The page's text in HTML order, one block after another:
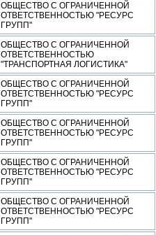
ОБЩЕСТВО С ОГРАНИЧЕННОЙ
ОТВЕТСТВЕННОСТЬЮ "РЕСУРС
ГРУПП"
ОБЩЕСТВО С ОГРАНИЧЕННОЙ
ОТВЕТСТВЕННОСТЬЮ
"ТРАНСПОРТНАЯ ЛОГИСТИКА"
ОБЩЕСТВО С ОГРАНИЧЕННОЙ
ОТВЕТСТВЕННОСТЬЮ "РЕСУРС
ГРУПП"
ОБЩЕСТВО С ОГРАНИЧЕННОЙ
ОТВЕТСТВЕННОСТЬЮ "РЕСУРС
ГРУПП"
ОБЩЕСТВО С ОГРАНИЧЕННОЙ
ОТВЕТСТВЕННОСТЬЮ "РЕСУРС
ГРУПП"
ОБЩЕСТВО С ОГРАНИЧЕННОЙ
ОТВЕТСТВЕННОСТЬЮ "РЕСУРС
ГРУПП"